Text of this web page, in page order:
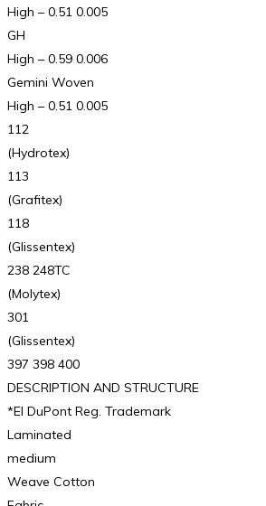
High – 0.51 0.005
GH
High – 0.59 0.006
Gemini Woven
High – 0.51 0.005
112
(Hydrotex)
113
(Grafitex)
118
(Glissentex)
238 248TC
(Molytex)
301
(Glissentex)
397 398 400
DESCRIPTION AND STRUCTURE
*EI DuPont Reg. Trademark
Laminated
medium
Weave Cotton